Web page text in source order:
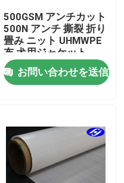
500GSM アンチカット
500N アンチ 撕裂 折り
畳み ニット UHMWPE
布 犬用ジャケット
お問い合わせを送信